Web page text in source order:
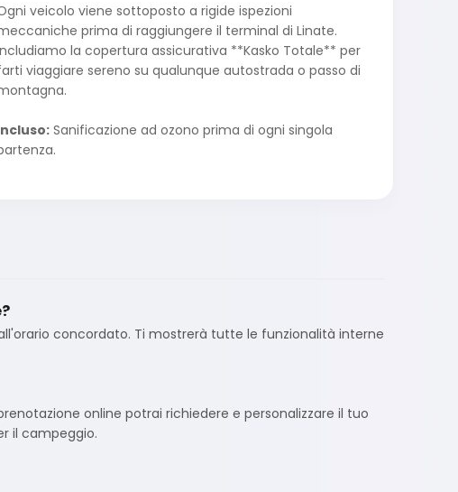
veicolo viene sottoposto a rigide ispezioni
prima di raggiungere il terminal di Linate.
la copertura assicurativa **Kasko Totale** per
viaggiare sereno su qualunque autostrada o passo di
Sanificazione ad ozono prima di ogni singola
concordato. Ti mostrerà tutte le funzionalità interne
online potrai richiedere e personalizzare il tuo
il campeggio.